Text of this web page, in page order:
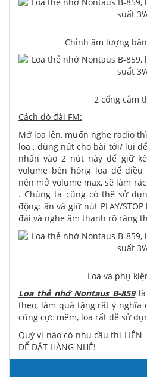
Chỉnh âm lượng
2 cổng cắm
Cách dò đài FM:
Mở loa lên, muốn nghe radio
loa , dùng nút cho bài tới/ lui
nhấn vào 2 nút này để giữ
volume bên hông loa để
nên mở volume max, sẽ làm
. Chúng ta cũng có thể sử
động: ấn và giữ nút PLAY/
đài và nghe âm thanh rõ ràng
Loa và phụ
Loa thẻ nhớ Nontaus B-859là
theo, làm quà tặng rất ý nghĩa
cũng cực mềm, loa rất dễ sử
Quý vị nào có nhu cầu thì LIÊN
ĐỂ ĐẶT HÀNG NHÉ!